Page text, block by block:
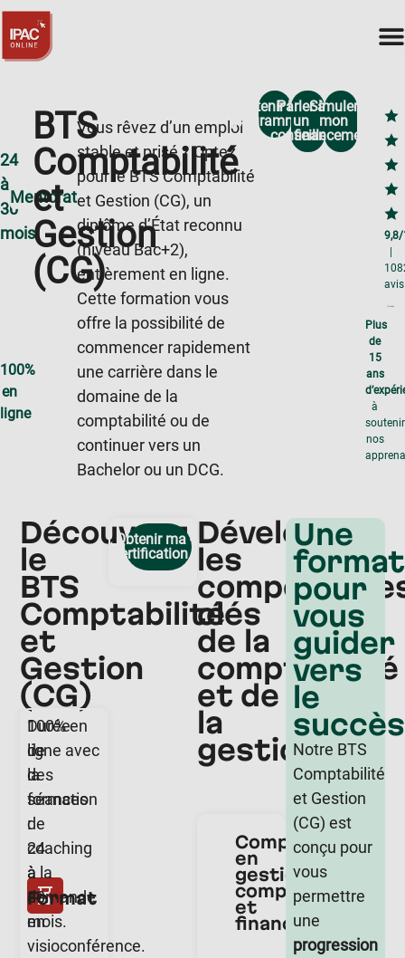
24
à
30
mois
Mentorat
100%
en
ligne
BTS
Comptabilité
et
Gestion
(CG)
Vous rêvez d’un emploi
stable et prisé ? Optez
pour le BTS Comptabilité
et Gestion (CG), un
diplôme d’État reconnu
(niveau Bac+2),
entièrement en ligne.
Cette formation vous
offre la possibilité de
commencer rapidement
une carrière dans le
domaine de la
comptabilité ou de
continuer vers un
Bachelor ou un DCG.
Obtenir le
programme
Parler à
un
conseiller
Simuler
mon
financement
|
avis
Plus
de
15
ans
à
soutenir
nos
Découvrez
le
BTS
Comptabilité
et
Gestion
(CG)
Format
Durée
de
la
formation
:
24
à
30
mois.
100% en
ligne avec
des
séances
de
coaching
à la
demande
en
visioconférence.
Obtenir ma
certification
Développez
les
clés
de la
comptabilité
et de
la
gestion
Compétences
en
gestion
comptable
et
financière
Une
pour
vous
guider
vers
le
succès
Notre BTS
Comptabilité
et Gestion
(CG) est
conçu pour
vous
permettre
une
progression